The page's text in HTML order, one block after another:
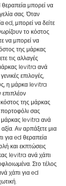
μπορεί να
σας. Όταν
ed, μπορεί να δείτε
το κόστος
να μπορεί να
της μάρκας
τις αλλαγές
levitra ανά
επιλογές,
η μάρκα levitra
επιπλέον
κόστος της μάρκας
σας
μάρκας levitra ανά
Αν αρπάξετε μια
για ed θεραπεία
και εκπτώσεις
levitra ανά χάπι
Στο τέλος
χάπι για ed